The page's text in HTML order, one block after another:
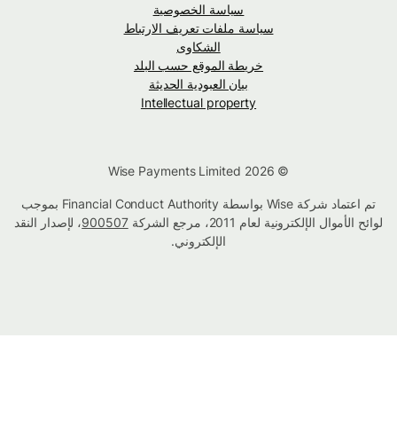
سياسة الخصوصية
سياسة ملفات تعريف الارتباط
الشكاوى
خريطة الموقع حسب البلد
بيان العبودية الحديثة
Intellectual property
تم اعتماد شركة Wise بواسطة Financial Conduct Authority بموجب
لوائح الأموال الإلكترونية لعام 2011، مرجع الشركة
900507، لإصدار النقد
الإلكتروني.